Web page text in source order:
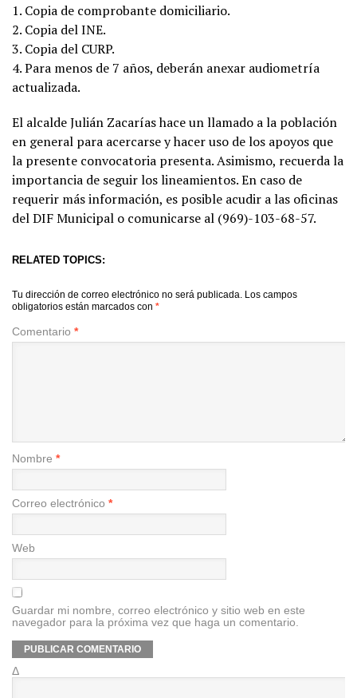
1. Copia de comprobante domiciliario.
2. Copia del INE.
3. Copia del CURP.
4. Para menos de 7 años, deberán anexar audiometría
actualizada.
El alcalde Julián Zacarías hace un llamado a la población
en general para acercarse y hacer uso de los apoyos que
la presente convocatoria presenta. Asimismo, recuerda la
importancia de seguir los lineamientos. En caso de
requerir más información, es posible acudir a las oficinas
del DIF Municipal o comunicarse al (969)-103-68-57.
RELATED TOPICS:
Tu dirección de correo electrónico no será publicada. Los campos
obligatorios están marcados con *
Comentario *
Nombre *
Correo electrónico *
Web
Guardar mi nombre, correo electrónico y sitio web en este
navegador para la próxima vez que haga un comentario.
Δ